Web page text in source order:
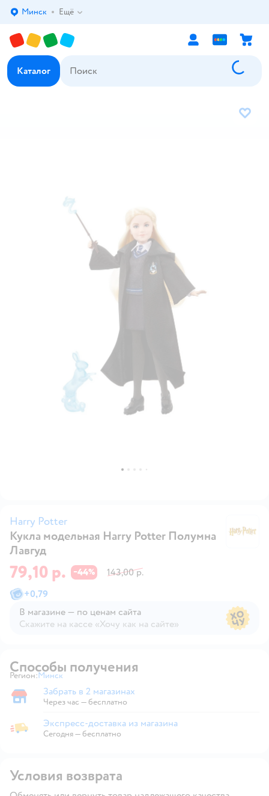
Выбор адреса доставки.
Минск Ещё
Каталог
В
Harry Potter
Кукла модельная Harry Potter Полумна
Лавгуд
79,10 р. −44%
143,00 р.
+0,79
В магазине — по ценам сайта
Скажите на кассе «Хочу как на сайте»
Способы получения
Регион: Выбор адреса доставки.
Минск
Забрать в магазине
Забрать в 2 магазинах
Через час — бесплатно
Экспресс-доставка из магазина
Экспресс-доставка из магазина
Сегодня—бесплатно
Условия возврата